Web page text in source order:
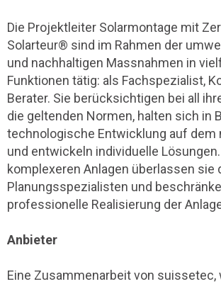
Die Projektleiter Solarmontage mit
Solarteur® sind im Rahmen der
und nachhaltigen Massnahmen in
Funktionen tätig: als Fachspezialist,
Berater. Sie berücksichtigen bei all
die geltenden Normen, halten sich in
technologische Entwicklung auf dem
und entwickeln individuelle
komplexeren Anlagen überlassen sie
Planungsspezialisten und
professionelle Realisierung der
Anbieter
Eine Zusammenarbeit von suissetec,